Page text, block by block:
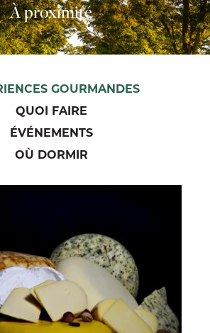
À proximité
GOURMANDES
QUOI FAIRE
ÉVÉNEMENTS
OÙ DORMIR